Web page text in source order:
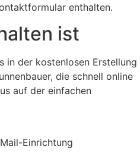
enthalten.
ist
in der kostenlosen Erstellung
die schnell online
auf der einfachen
Einrichtung